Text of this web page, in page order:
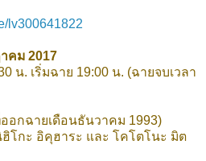
lv300641822
คม 2017
น. เริ่มฉาย 19:00 น. (ฉายจบเวลา
อกฉายเดือนธันวาคม 1993)
โกะ อิคุฮาระ และ โคโตโนะ มิต